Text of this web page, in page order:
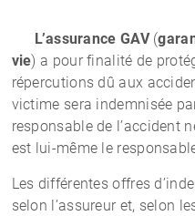
L’assurance GAV(
vie) a pour finalité de
répercutions dû aux
victime sera indemnisée
responsable de l’accident
est lui-même le
Les différentes offres
selon l’assureur et, selon